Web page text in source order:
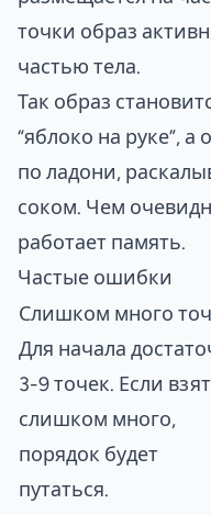
точки образ
частью тела.
Так образ
“яблоко на руке”, а
по ладони,
соком. Чем
работает память.
Частые ошибки
Слишком много
Для начала
3-9 точек. Если
слишком много,
порядок будет
путаться.